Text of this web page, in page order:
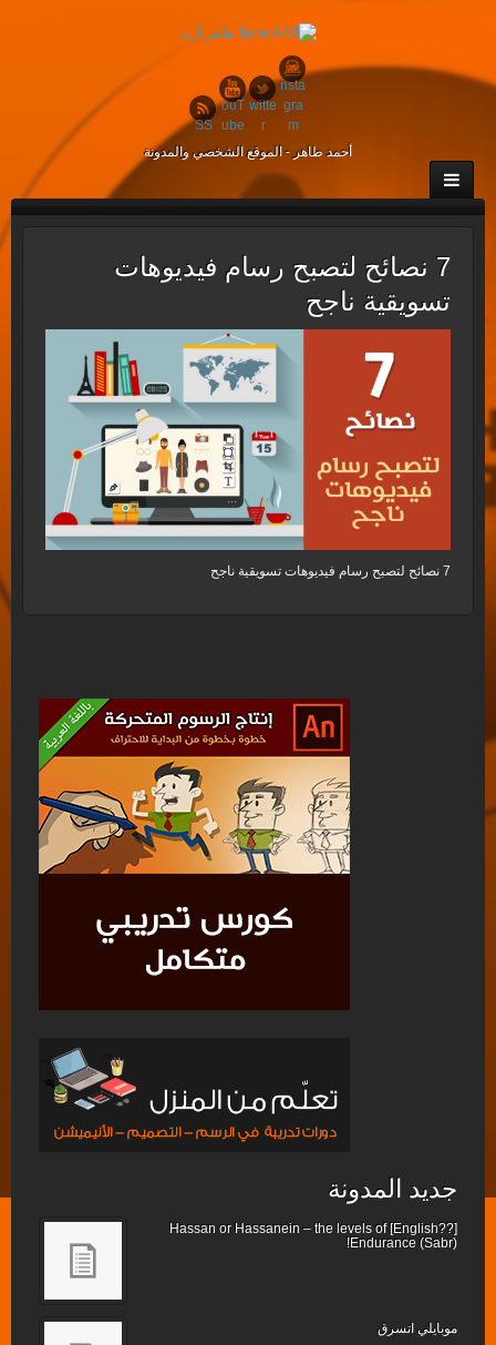
nsta
gra
m
witte
r
ouT
ube
SS
أحمد طاهر - الموقع الشخصي والمدونة
7 نصائح لتصبح رسام فيديوهات
تسويقية ناجح
7 نصائح لتصبح رسام فيديوهات تسويقية ناجح
جديد المدونة
[??English] Hassan or Hassanein – the levels of
Endurance (Sabr)!
موبايلي اتسرق